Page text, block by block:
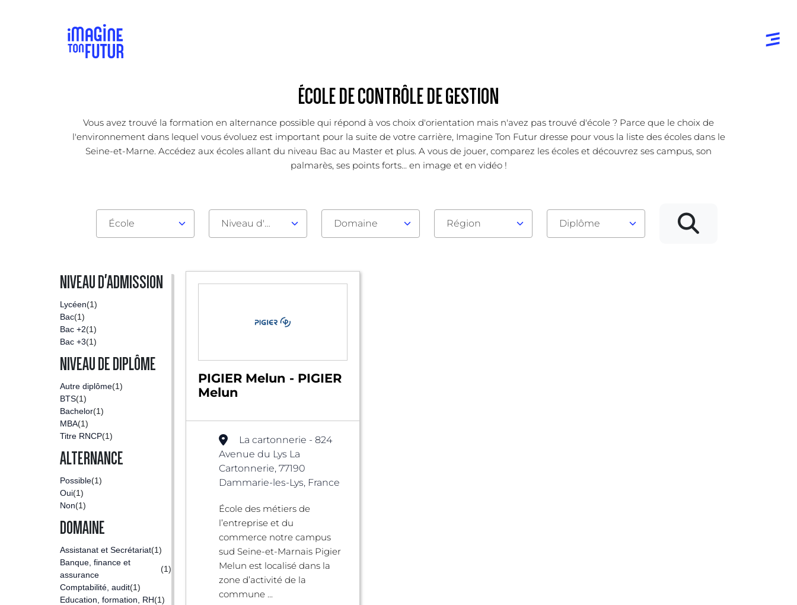
ÉCOLE DE CONTRÔLE DE GESTION
Vous avez trouvé la formation en alternance possible qui répond à vos choix d'orientation mais n'avez pas trouvé d'école ? Parce que le choix de
l'environnement dans lequel vous évoluez est important pour la suite de votre carrière, Imagine Ton Futur dresse pour vous la liste des écoles dans le
Seine-et-Marne. Accédez aux écoles allant du niveau Bac au Master et plus. A vous de jouer, comparez les écoles et découvrez ses campus, son
palmarès, ses points forts... en image et en vidéo !
École Niveau d'admission Domaine Région Diplôme
NIVEAU D'ADMISSION
Lycéen(1)
Bac(1)
Bac +2(1)
Bac +3(1)
NIVEAU DE DIPLÔME
Autre diplôme(1)
BTS(1)
Bachelor(1)
MBA(1)
Titre RNCP(1)
ALTERNANCE
Possible(1)
Oui(1)
Non(1)
DOMAINE
Assistanat et Secrétariat(1)
Banque, finance et
assurance
(1)
Comptabilité, audit(1)
Education, formation, RH(1)
PIGIER Melun - PIGIER
Melun
La cartonnerie - 824
Avenue du Lys La
Cartonnerie, 77190
Dammarie-les-Lys, France
École des métiers de
l’entreprise et du
commerce notre campus
sud Seine-et-Marnais Pigier
Melun est localisé dans la
zone d’activité de la
commune ...